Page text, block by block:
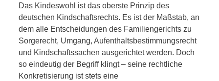
Das Kindeswohl ist das oberste Prinzip des
deutschen Kindschaftsrechts. Es ist der Maßstab, an
dem alle Entscheidungen des Familiengerichts zu
Sorgerecht, Umgang, Aufenthaltsbestimmungsrecht
und Kindschaftssachen ausgerichtet werden. Doch
so eindeutig der Begriff klingt – seine rechtliche
Konkretisierung ist stets eine